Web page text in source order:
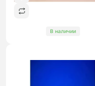
В наличии